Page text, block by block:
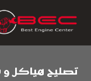
تصليح هياكل و